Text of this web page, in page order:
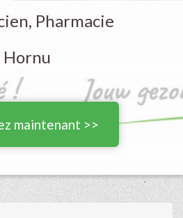
Pharmacie
Hornu
maintenant >>